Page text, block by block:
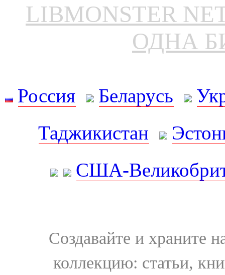
LIBMONSTER
ОДНА
Россия Беларусь
Таджикистан
США-
Создавайте и храните
коллекцию: статьи,